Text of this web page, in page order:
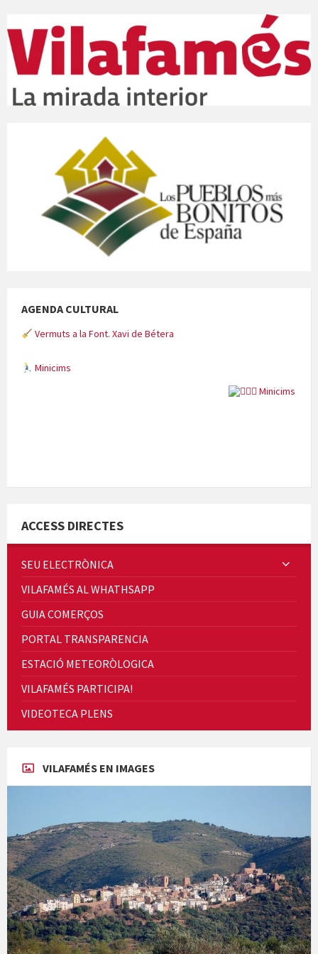
AGENDA CULTURAL
Vermuts a la Font. Xavi de Bétera
Minicims
Cicle de Cine i Dones rurals
Concerts al Museu
Presentació del llibre &quot;La mare&quot;, d'Emma Zafon
ACCESS DIRECTES
SEU ELECTRÒNICA
VILAFAMÉS AL WHATHSAPP
GUIA COMERÇOS
PORTAL TRANSPARENCIA
ESTACIÓ METEORÒLOGICA
VILAFAMÉS PARTICIPA!
VIDEOTECA PLENS
VILAFAMÉS EN IMAGES